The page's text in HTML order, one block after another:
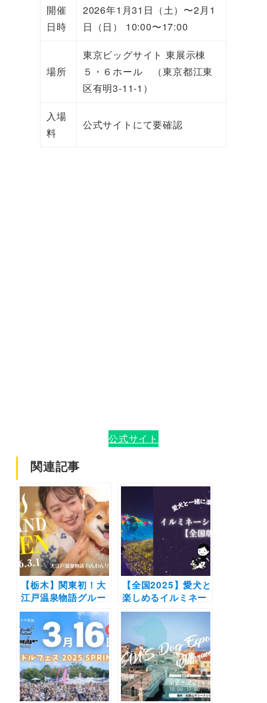
開催
日時
2026年1月31日（土）〜2月1
日（日） 10:00〜17:00
場所
東京ビッグサイト 東展示棟
５・６ホール （東京都江東
区有明3-11-1）
入場
料
公式サイトにて要確認
公式サイト
関連記事
【栃木】関東初！大
江戸温泉物語グルー
プのわんちゃん同伴
専用宿「大江戸温泉
物語わんわんリゾー
ト 那須塩原」が
2026年3月1日オー
プン！
【全国2025】愛犬と
楽しめるイルミネー
ションスポット20
満載 | わんこと冬の
特別な景色に会いに
行こう♪（おでかけ
レポートあり）